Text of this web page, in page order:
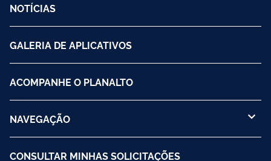
NOTÍCIAS
GALERIA DE APLICATIVOS
ACOMPANHE O PLANALTO
NAVEGAÇÃO
CONSULTAR MINHAS SOLICITAÇÕES